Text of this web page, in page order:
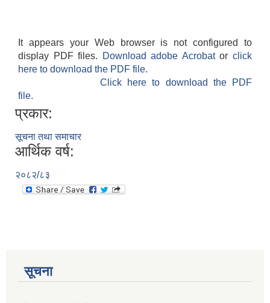
It appears your Web browser is not configured to
display PDF files.
Download adobe Acrobatorclick
here to download the PDF file.
Click here to download the PDF
file.
प्रकार:
सूचना तथा समाचार
आर्थिक वर्ष:
२०८२/८३
सूचना